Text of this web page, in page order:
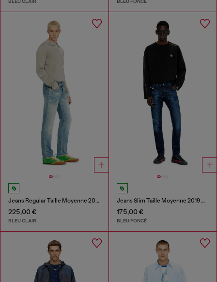
Jeans Regular Taille Moyenne 2023 D-Finitive
225,00 €
BLEU CLAIR
Jeans Slim Taille Moyenne 2019 D-Strukt
175,00 €
BLEU FONCÉ